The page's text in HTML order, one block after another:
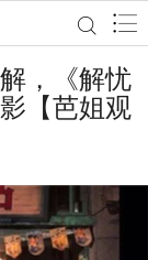
，《解忧
【芭姐观